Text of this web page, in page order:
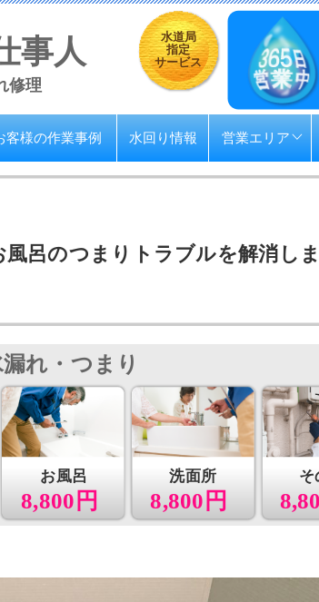
事人
修理
水道局
指定
サービス
客様の作業事例 水回り情報 営業エリア
風呂のつまりトラブルを解消しま
お風呂
8,800円
洗面所
8,800円
そ
れ・つまり